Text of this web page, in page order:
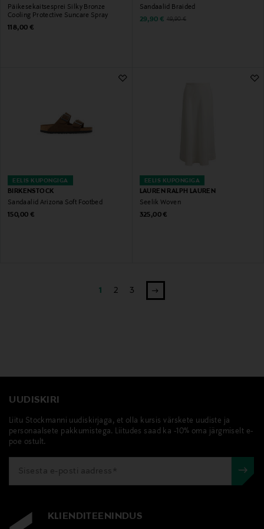
Päikesekaitsesprei Silky Bronze
Cooling Protective Suncare Spray
Original Price
118,00 €
Sandaalid Braided
Discounted Price
29,90 € Original Price
49,90 €
EELIS KUPONGIGA
BIRKENSTOCK
Sandaalid Arizona Soft Footbed
Original Price
150,00 €
EELIS KUPONGIGA
LAUREN RALPH LAUREN
Seelik Woven
Original Price
325,00 €
1 2 3
UUDISKIRI
Liitu Stockmanni uudiskirjaga, et olla kursis värskete uudiste ja
personaalsete pakkumistega. Liitudes saad ka -10% oma järgmiselt e-
poe ostult.
KLIENDITEENINDUS